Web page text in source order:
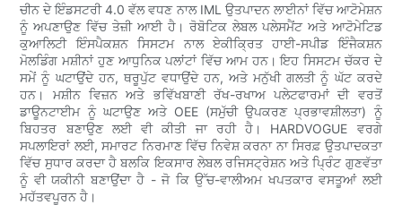
ਚੀਨ ਦੇ ਇੰਡਸਟਰੀ 4.0 ਵੱਲ ਵਧਣ ਨਾਲ IML ਉਤਪਾਦਨ ਲਾਈਨਾਂ ਵਿੱਚ ਆਟੋਮੇਸ਼ਨ
ਨੂੰ ਅਪਣਾਉਣ ਵਿੱਚ ਤੇਜ਼ੀ ਆਈ ਹੈ। ਰੋਬੋਟਿਕ ਲੇਬਲ ਪਲੇਸਮੈਂਟ ਅਤੇ ਆਟੋਮੇਟਿਡ
ਕੁਆਲਿਟੀ ਇੰਸਪੈਕਸ਼ਨ ਸਿਸਟਮ ਨਾਲ ਏਕੀਕ੍ਰਿਤ ਹਾਈ-ਸਪੀਡ ਇੰਜੈਕਸ਼ਨ
ਮੋਲਡਿੰਗ ਮਸ਼ੀਨਾਂ ਹੁਣ ਆਧੁਨਿਕ ਪਲਾਂਟਾਂ ਵਿੱਚ ਆਮ ਹਨ। ਇਹ ਸਿਸਟਮ ਚੱਕਰ ਦੇ
ਸਮੇਂ ਨੂੰ ਘਟਾਉਂਦੇ ਹਨ, ਥਰੂਪੁੱਟ ਵਧਾਉਂਦੇ ਹਨ, ਅਤੇ ਮਨੁੱਖੀ ਗਲਤੀ ਨੂੰ ਘੱਟ ਕਰਦੇ
ਹਨ। ਮਸ਼ੀਨ ਵਿਜ਼ਨ ਅਤੇ ਭਵਿੱਖਬਾਣੀ ਰੱਖ-ਰਖਾਅ ਪਲੇਟਫਾਰਮਾਂ ਦੀ ਵਰਤੋਂ
ਡਾਊਨਟਾਈਮ ਨੂੰ ਘਟਾਉਣ ਅਤੇ OEE (ਸਮੁੱਚੀ ਉਪਕਰਣ ਪ੍ਰਭਾਵਸ਼ੀਲਤਾ) ਨੂੰ
ਬਿਹਤਰ ਬਣਾਉਣ ਲਈ ਵੀ ਕੀਤੀ ਜਾ ਰਹੀ ਹੈ। HARDVOGUE ਵਰਗੇ
ਸਪਲਾਇਰਾਂ ਲਈ, ਸਮਾਰਟ ਨਿਰਮਾਣ ਵਿੱਚ ਨਿਵੇਸ਼ ਕਰਨਾ ਨਾ ਸਿਰਫ਼ ਉਤਪਾਦਕਤਾ
ਵਿੱਚ ਸੁਧਾਰ ਕਰਦਾ ਹੈ ਬਲਕਿ ਇਕਸਾਰ ਲੇਬਲ ਰਜਿਸਟ੍ਰੇਸ਼ਨ ਅਤੇ ਪ੍ਰਿੰਟ ਗੁਣਵੱਤਾ
ਨੂੰ ਵੀ ਯਕੀਨੀ ਬਣਾਉਂਦਾ ਹੈ - ਜੋ ਕਿ ਉੱਚ-ਵਾਲੀਅਮ ਖਪਤਕਾਰ ਵਸਤੂਆਂ ਲਈ
ਮਹੱਤਵਪੂਰਨ ਹੈ।